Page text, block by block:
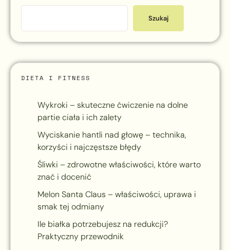
Szukaj
DIETA I FITNESS
Wykroki – skuteczne ćwiczenie na dolne
partie ciała i ich zalety
Wyciskanie hantli nad głowę – technika,
korzyści i najczęstsze błędy
Śliwki – zdrowotne właściwości, które warto
znać i docenić
Melon Santa Claus – właściwości, uprawa i
smak tej odmiany
Ile białka potrzebujesz na redukcji?
Praktyczny przewodnik